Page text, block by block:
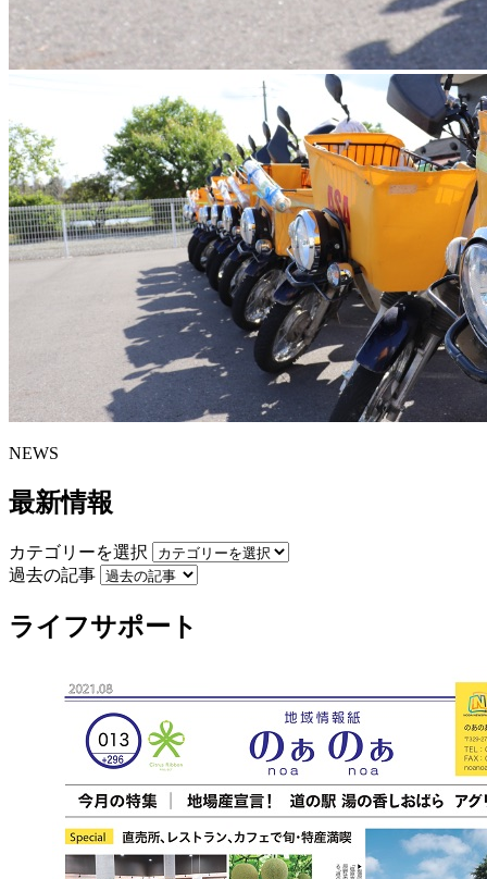
NEWS
最新情報
カテゴリーを選択
過去の記事
ライフサポート